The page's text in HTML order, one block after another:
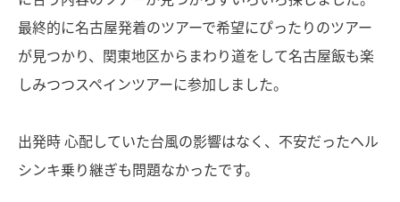
最終的に名古屋発着のツアーで希望にぴったりのツアー
が見つかり、関東地区からまわり道をして名古屋飯も楽
しみつつスペインツアーに参加しました。
出発時 心配していた台風の影響はなく、不安だったヘル
シンキ乗り継ぎも問題なかったです。